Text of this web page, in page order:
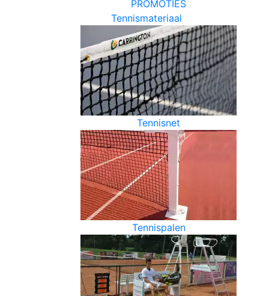
PROMOTIES
Tennismateriaal
Tennisnet
Tennispalen